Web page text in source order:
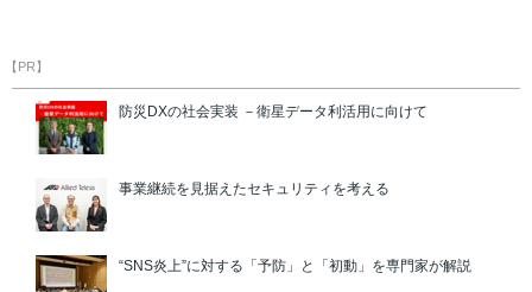
【PR】
防災DXの社会実装 －衛星データ利活用に向けて
事業継続を見据えたセキュリティを考える
“SNS炎上”に対する「予防」と「初動」を専門家が解説